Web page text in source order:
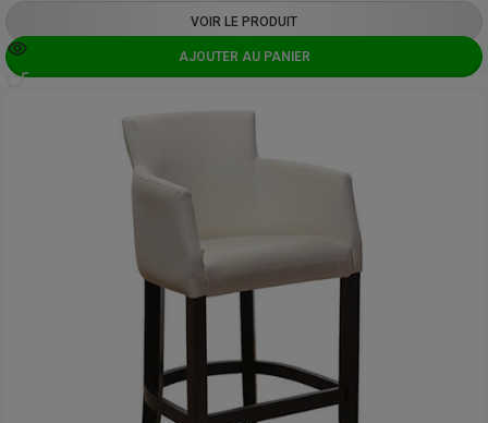
VOIR LE PRODUIT
AJOUTER AU PANIER